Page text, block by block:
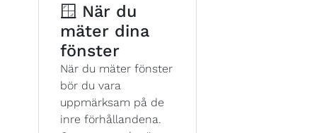
🪟 När du
mäter dina
fönster
När du mäter fönster
bör du vara
uppmärksam på de
inre förhållandena.